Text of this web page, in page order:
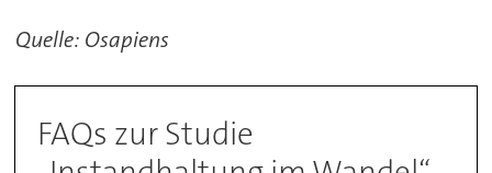
Quelle: Osapiens
FAQs zur Studie